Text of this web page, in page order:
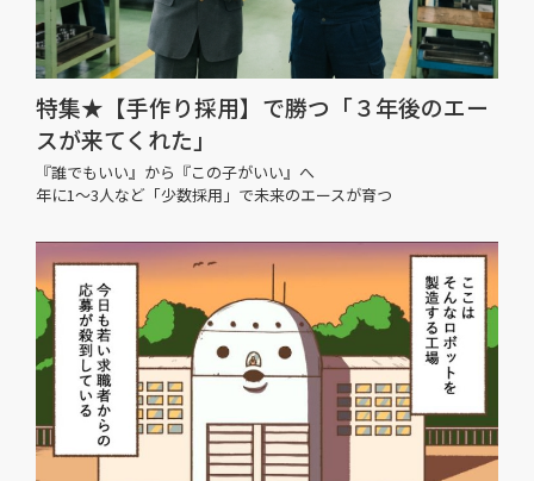
特集★【手作り採用】で勝つ「３年後のエー
スが来てくれた」
『誰でもいい』から『この子がいい』へ
年に1〜3人など「少数採用」で未来のエースが育つ